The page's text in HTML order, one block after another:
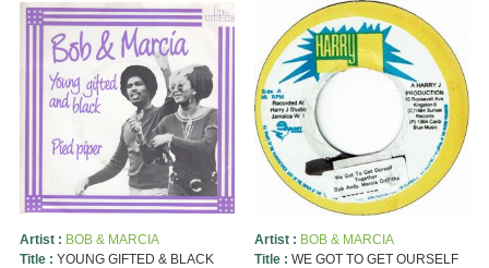
Artist : BOB & MARCIA
Title : YOUNG GIFTED & BLACK
Artist : BOB & MARCIA
Title : WE GOT TO GET OURSELF